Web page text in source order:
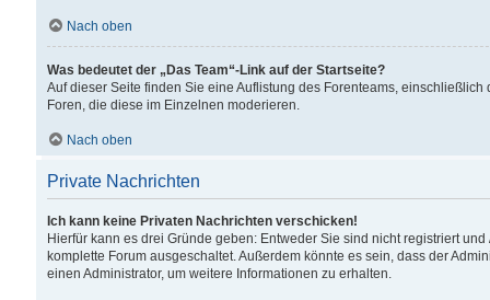
Nach oben
Was bedeutet der „Das Team“-Link auf der Startseite?
Auf dieser Seite finden Sie eine Auflistung des Forenteams,
Foren, die diese im Einzelnen moderieren.
Nach oben
Private Nachrichten
Ich kann keine Privaten Nachrichten verschicken!
Hierfür kann es drei Gründe geben: Entweder Sie sind nicht registriert
komplette Forum ausgeschaltet. Außerdem könnte es sein, dass der
einen Administrator, um weitere Informationen zu erhalten.